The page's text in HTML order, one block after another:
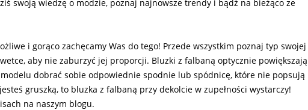
swoją wiedzę o modzie, poznaj najnowsze trendy i bądź na bieżąco ze
i gorąco zachęcamy Was do tego! Przede wszystkim poznaj typ swojej
aby nie zaburzyć jej proporcji. Bluzki z falbaną optycznie powiększają
dobrać sobie odpowiednie spodnie lub spódnicę, które nie popsują
gruszką, to bluzka z falbaną przy dekolcie w zupełności wystarczy!
na naszym blogu.